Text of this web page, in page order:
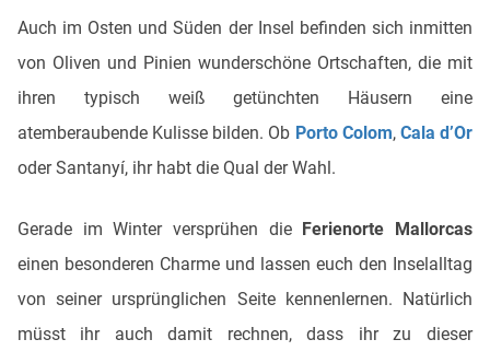
Auch im Osten und Süden der Insel befinden sich inmitten
von Oliven und Pinien wunderschöne Ortschaften, die mit
ihren typisch weiß getünchten Häusern eine
atemberaubende Kulisse bilden. Ob Porto Colom, Cala d’Or
oder Santanyí, ihr habt die Qual der Wahl.
Gerade im Winter versprühen die
Ferienorte Mallorcas
einen besonderen Charme und lassen euch den Inselalltag
von seiner ursprünglichen Seite kennenlernen. Natürlich
müsst ihr auch damit rechnen, dass ihr zu dieser